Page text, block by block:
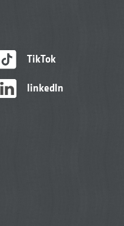
TikTok
linkedIn